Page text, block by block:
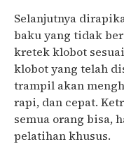
Selanjutnya
baku yang tidak
kretek klobot
klobot yang telah
trampil akan
rapi, dan cepat.
semua orang bisa,
pelatihan khusus.